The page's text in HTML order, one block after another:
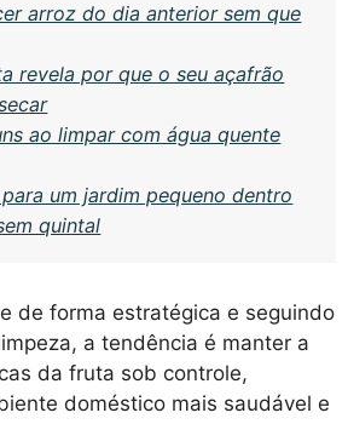
arroz do dia anterior sem que
revela por que o seu açafrão
ao limpar com água quente
um jardim pequeno dentro
quintal
de forma estratégica e seguindo
a tendência é manter a
da fruta sob controle,
doméstico mais saudável e